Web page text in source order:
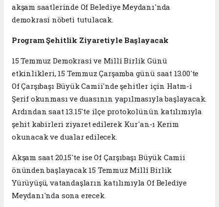
akşam saatlerinde Of Belediye Meydanı'nda
demokrasi nöbeti tutulacak.
Program Şehitlik Ziyaretiyle Başlayacak
15 Temmuz Demokrasi ve Millî Birlik Günü
etkinlikleri, 15 Temmuz Çarşamba günü saat 13.00'te
Of Çarşıbaşı Büyük Camii'nde şehitler için Hatm-i
Şerif okunması ve duasının yapılmasıyla başlayacak.
Ardından saat 13.15'te ilçe protokolünün katılımıyla
şehit kabirleri ziyaret edilerek Kur'an-ı Kerim
okunacak ve dualar edilecek.
Akşam saat 20.15'te ise Of Çarşıbaşı Büyük Camii
önünden başlayacak 15 Temmuz Millî Birlik
Yürüyüşü, vatandaşların katılımıyla Of Belediye
Meydanı'nda sona erecek.